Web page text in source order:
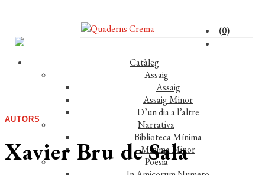
(0)
Catàleg
Assaig
Assaig
Assaig Minor
D’un dia a l’altre
Narrativa
Biblioteca Mínima
Mínima Minor
Poesia
AUTORS
Xavier Bru de Sala